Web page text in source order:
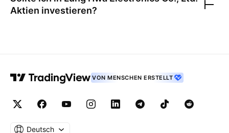
Aktien investieren?
VON MENSCHEN ERSTELLT
Deutsch